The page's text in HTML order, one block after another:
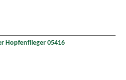
Hopfenflieger 05416